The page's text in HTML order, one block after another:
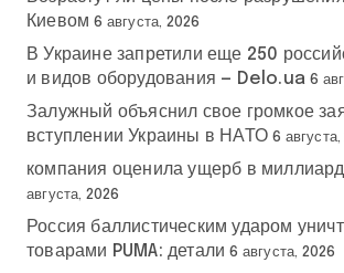
Киевом 6 августа, 2026
В Украине запретили еще 250
и видов оборудования — Delo.ua 6
Залужный объяснил свое громкое
вступлении Украины в НАТО 6
компания оценила ущерб в
августа, 2026
Россия баллистическим ударом
товарами PUMA: детали 6 августа, 2026